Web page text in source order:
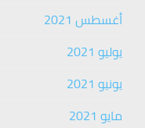
أغسطس 2021
يوليو 2021
يونيو 2021
مايو 2021